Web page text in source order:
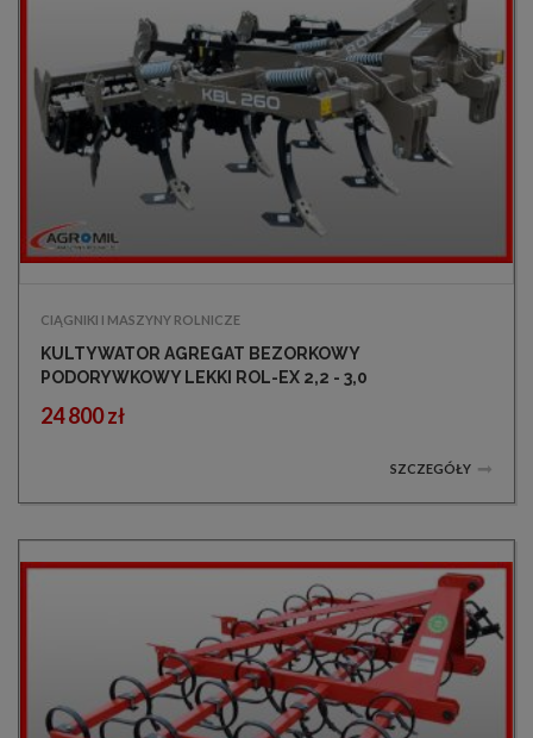
CIĄGNIKI I MASZYNY ROLNICZE
KULTYWATOR AGREGAT BEZORKOWY
PODORYWKOWY LEKKI ROL-EX 2,2 - 3,0
24 800 zł
SZCZEGÓŁY